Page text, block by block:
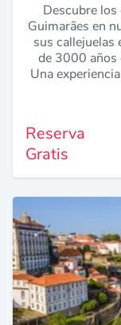
Descubre
Guimarães en
sus callejuelas
de 3000 años
Una
Reserva
Gratis